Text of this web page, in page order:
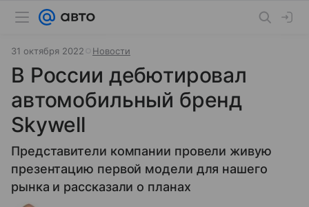
31 октября 2022 Новости
В России дебютировал
автомобильный бренд
Skywell
Представители компании провели живую
презентацию первой модели для нашего
рынка и рассказали о планах